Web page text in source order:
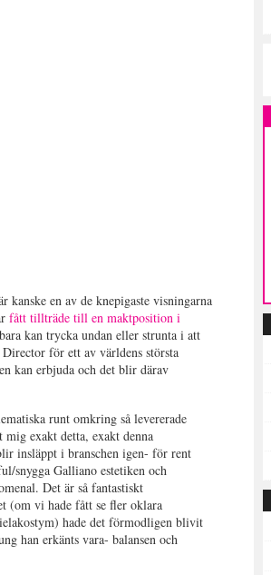
en av de knepigaste visningarna
fått tillträde till en maktposition i
kan trycka undan eller strunta i att
för ett av världens största
kan erbjuda och det blir därav
runt omkring så levererade
exakt detta, exakt denna
insläppt i branschen igen- för rent
snygga Galliano estetiken och
Det är så fantastiskt
(om vi hade fått se fler oklara
hade det förmodligen blivit
han erkänts vara- balansen och